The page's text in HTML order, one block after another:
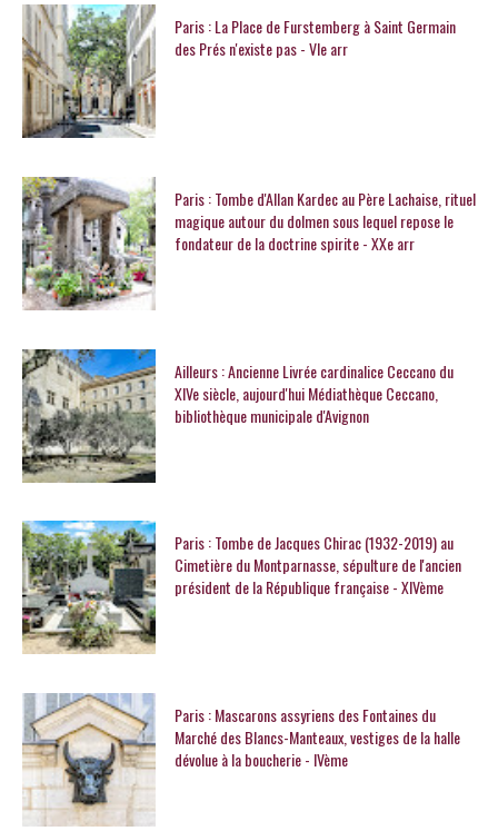
Paris : La Place de Furstemberg à Saint Germain
des Prés n'existe pas - VIe arr
Paris : Tombe d'Allan Kardec au Père Lachaise, rituel
magique autour du dolmen sous lequel repose le
fondateur de la doctrine spirite - XXe arr
Ailleurs : Ancienne Livrée cardinalice Ceccano du
XIVe siècle, aujourd'hui Médiathèque Ceccano,
bibliothèque municipale d'Avignon
Paris : Tombe de Jacques Chirac (1932-2019) au
Cimetière du Montparnasse, sépulture de l'ancien
président de la République française - XIVème
Paris : Mascarons assyriens des Fontaines du
Marché des Blancs-Manteaux, vestiges de la halle
dévolue à la boucherie - IVème